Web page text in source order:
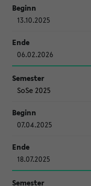
13.10.2025
06.02.2026
SoSe 2025
07.04.2025
18.07.2025